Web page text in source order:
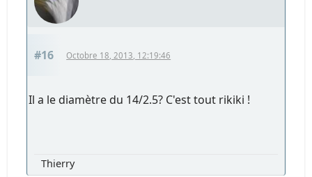
#16 Octobre 18, 2013, 12:19:46
Il a le diamètre du 14/2.5? C'est tout rikiki !
Thierry